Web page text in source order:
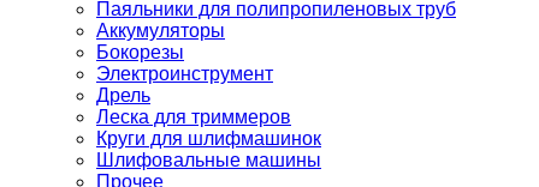
Паяльники для полипропиленовых труб
Аккумуляторы
Бокорезы
Электроинструмент
Дрель
Леска для триммеров
Круги для шлифмашинок
Шлифовальные машины
Прочее